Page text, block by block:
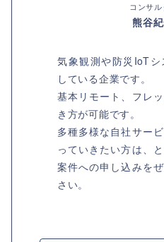
コンサ
熊谷
気象観測や防災IoT
している企業です。
基本リモート、フレ
き方が可能です。
多種多様な自社サー
っていきたい方は、
案件への申し込みを
さい。